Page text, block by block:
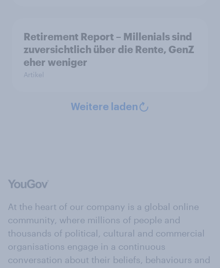
Retirement Report – Millenials sind
zuversichtlich über die Rente, GenZ
eher weniger
Artikel
Weitere laden
At the heart of our company is a global online
community, where millions of people and
thousands of political, cultural and commercial
organisations engage in a continuous
conversation about their beliefs, behaviours and